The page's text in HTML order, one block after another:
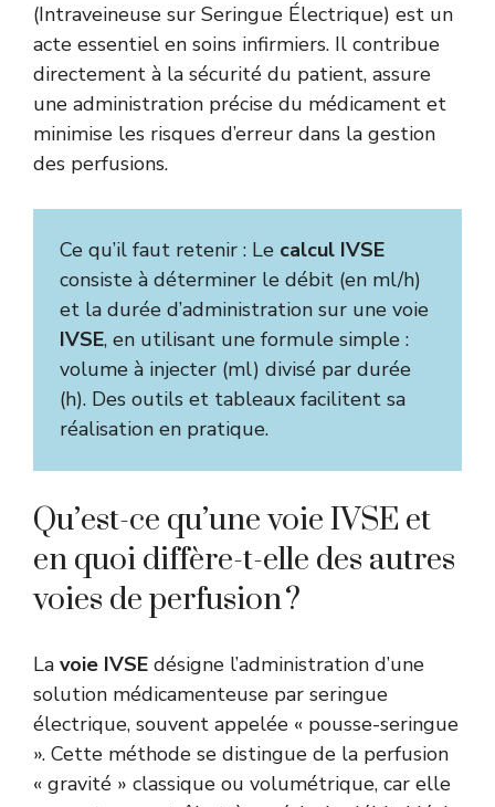
(Intraveineuse sur Seringue Électrique) est un
acte essentiel en soins infirmiers. Il contribue
directement à la sécurité du patient, assure
une administration précise du médicament et
minimise les risques d’erreur dans la gestion
des perfusions.
Ce qu’il faut retenir : Le calcul IVSE
consiste à déterminer le débit (en ml/h)
et la durée d’administration sur une voie
IVSE, en utilisant une formule simple :
volume à injecter (ml) divisé par durée
(h). Des outils et tableaux facilitent sa
réalisation en pratique.
Qu’est-ce qu’une voie IVSE et
en quoi diffère-t-elle des autres
voies de perfusion ?
La voie IVSE désigne l’administration d’une
solution médicamenteuse par seringue
électrique, souvent appelée « pousse-seringue
». Cette méthode se distingue de la perfusion
« gravité » classique ou volumétrique, car elle